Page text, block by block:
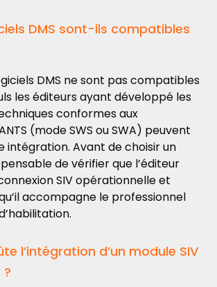
DMS sont-ils compatibles
DMS ne sont pas compatibles
les éditeurs ayant développé les
conformes aux
(mode SWS ou SWA) peuvent
Avant de choisir un
de vérifier que l’éditeur
SIV opérationnelle et
accompagne le professionnel
l’intégration d’un module SIV
?